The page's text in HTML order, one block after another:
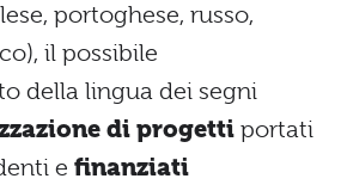
portoghese, russo,
il possibile
della lingua dei segni
di progetti portati
e finanziati